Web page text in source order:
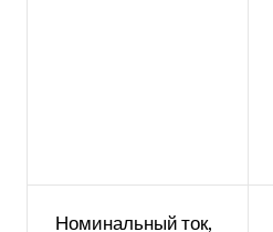
Номинальный ток,